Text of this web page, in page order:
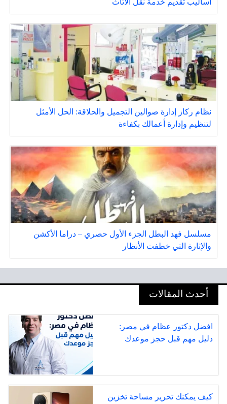
أساليب تقديم خدمة نقل الاثاث
نظام ركاز إدارة صوالين التجميل والحلاقة: الحل الأمثل
لتنظيم وإدارة أعمالك بكفاءة
مسلسل فهد البطل الجزء الأول حصري – دراما الأكشن
والإثارة التي خطفت الأنظار
أحدث المقالات
افضل دكتور عظام في مصر:
دليل مهم قبل حجز موعدك
كيف يمكنك تحرير مساحة تخزين